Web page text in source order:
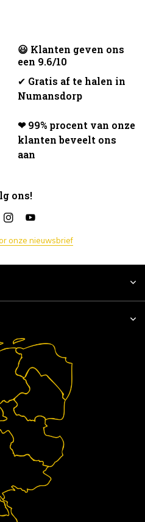
😃 Klanten geven ons
een 9.6/10
✔ Gratis af te halen in
Numansdorp
❤ 99% procent van onze
klanten beveelt ons
aan
ons!
onze nieuwsbrief